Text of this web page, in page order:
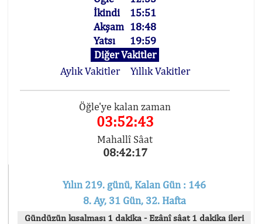
İkindi
15:51
Akşam 18:48
Yatsı
19:59
Diğer Vakitler
Aylık Vakitler
Yıllık Vakitler
Öğle'ye kalan zaman
03:52:43
Mahallî Sâat
08:42:17
Yılın 219. günü, Kalan Gün : 146
8. Ay, 31 Gün, 32. Hafta
Gündüzün kısalması 1 dakika - Ezânî sâat 1 dakika ileri